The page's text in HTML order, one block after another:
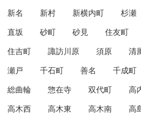
新名
新村 新横内町 杉瀬
直坂
砂町 砂見 住友町
住吉町
諏訪川原 須原 清
瀬戸
千石町 善名 千成町
総曲輪
惣在寺 双代町 高
高木西
高木東 高木南 高